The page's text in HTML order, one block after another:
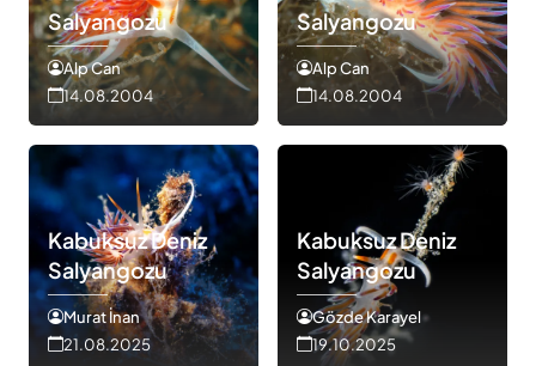
Salyangozu
Alp Can
14.08.2004
Salyangozu
Alp Can
14.08.2004
Kabuksuz Deniz
Salyangozu
Murat İnan
21.08.2025
Kabuksuz Deniz
Salyangozu
Gözde Karayel
19.10.2025